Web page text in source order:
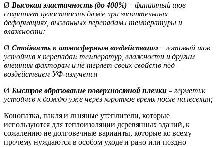
Ø Высокая эластичность (до 400%) – финишный шов
сохраняет целостность даже при значительных
деформациях, вызванных перепадами температуры и
влажности;
Ø Стойкость к атмосферным воздействиям – готовый шов
устойчив к перепадам температур, влажности и другим
внешним факторам и не теряет своих свойств под
воздействием УФ-излучения
Ø Быстрое образование поверхностной пленки – герметик
устойчив к дождю уже через короткое время после нанесения;
Конопатка, пакля и льняные утеплители, которые
используются для теплоизоляции деревянных зданий, к
сожалению не долговечные варианты, которые ко всему
прочему нуждаются в особом уходе и рано или поздно